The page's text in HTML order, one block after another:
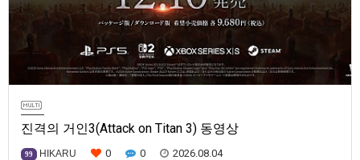
진격의 거인3(Attack on Titan 3) 동영상
99 HIKARU 0 0 2026.08.04